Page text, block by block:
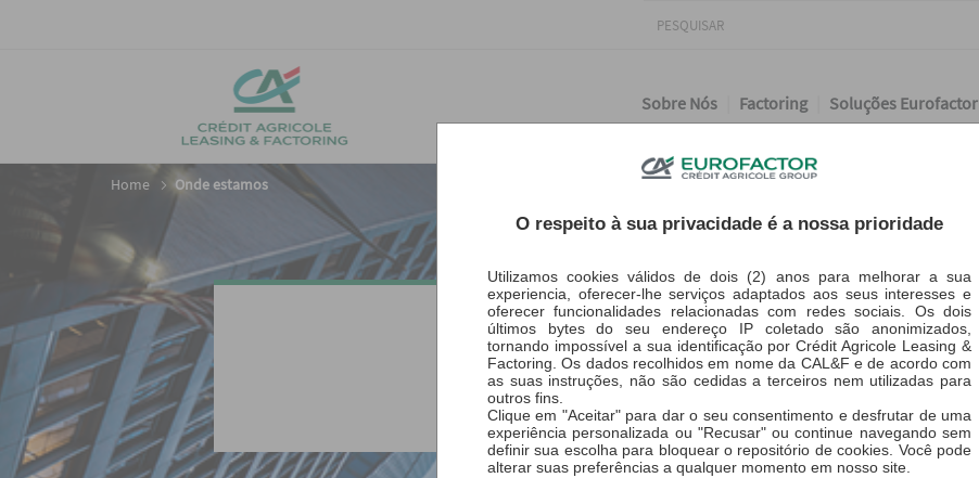
Sobre Nós Factoring Soluções Eurofactor
Home Onde estamos
Onde estamos
O respeito à sua privacidade é a nossa prioridade
Utilizamos cookies válidos de dois (2) anos para melhorar a sua
experiencia, oferecer-lhe serviços adaptados aos seus interesses e
oferecer funcionalidades relacionadas com redes sociais. Os dois
últimos bytes do seu endereço IP coletado são anonimizados,
tornando impossível a sua identificação por Crédit Agricole Leasing &
Factoring. Os dados recolhidos em nome da CAL&F e de acordo com
as suas instruções, não são cedidas a terceiros nem utilizadas para
outros fins.
Clique em "Aceitar" para dar o seu consentimento e desfrutar de uma
experiência personalizada ou "Recusar" ou continue navegando sem
definir sua escolha para bloquear o repositório de cookies. Você pode
alterar suas preferências a qualquer momento em nosso site.